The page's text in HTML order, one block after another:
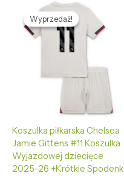
Wyprzedaż!
Wyprzedaż!
Koszulka piłkarska Chelsea
Jamie Gittens #11 Koszulka
Wyjazdowej dziecięce
2025-26 +Krótkie Spodenk
Pierwotna
cena
wynosiła:
468,69 zł.
Aktualna
cena
wynosi:
127,86 zł.